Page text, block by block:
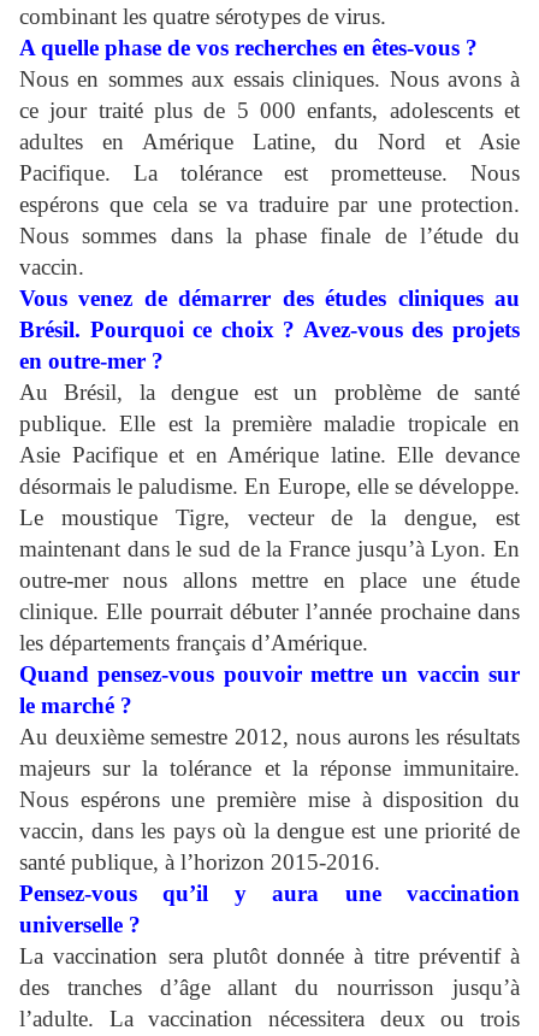
combinant les quatre sérotypes de virus.
A quelle phase de vos recherches en êtes-vous ?
Nous en sommes aux essais cliniques. Nous avons à
ce jour traité plus de 5 000 enfants, adolescents et
adultes en Amérique Latine, du Nord et Asie
Pacifique. La tolérance est prometteuse. Nous
espérons que cela se va traduire par une protection.
Nous sommes dans la phase finale de l’étude du
vaccin.
Vous venez de démarrer des études cliniques au
Brésil. Pourquoi ce choix ? Avez-vous des projets
en outre-mer ?
Au Brésil, la dengue est un problème de santé
publique. Elle est la première maladie tropicale en
Asie Pacifique et en Amérique latine. Elle devance
désormais le paludisme. En Europe, elle se développe.
Le moustique Tigre, vecteur de la dengue, est
maintenant dans le sud de la France jusqu’à Lyon. En
outre-mer nous allons mettre en place une étude
clinique. Elle pourrait débuter l’année prochaine dans
les départements français d’Amérique.
Quand pensez-vous pouvoir mettre un vaccin sur
le marché ?
Au deuxième semestre 2012, nous aurons les résultats
majeurs sur la tolérance et la réponse immunitaire.
Nous espérons une première mise à disposition du
vaccin, dans les pays où la dengue est une priorité de
santé publique, à l’horizon 2015-2016.
Pensez-vous qu’il y aura une vaccination
universelle ?
La vaccination sera plutôt donnée à titre préventif à
des tranches d’âge allant du nourrisson jusqu’à
l’adulte. La vaccination nécessitera deux ou trois